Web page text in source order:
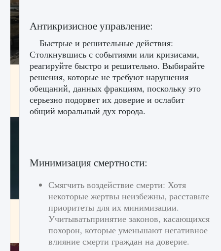
Как исправить текстовую ошибку
пользовательского интерфейса Delta
Force Hawk Ops
9 августа 2024 1 945
Как проверить статус сервера Delta Force
Hawk Ops
9 августа 2024 1 286 0 0
Антикризисное управление:
Быстрые и решительные действия:
Столкнувшись с событиями или кризисами,
реагируйте быстро и решительно. Выбирайте
решения, которые не требуют нарушения
обещаний, данных фракциям, поскольку это
серьезно подорвет их доверие и ослабит
общий моральный дух города.
Минимизация смертности:
Смягчить воздействие смерти: Хотя
некоторые жертвы неизбежны, расставьте
приоритеты для их минимизации.
Учитыватьпринятие законов, касающихся
похорон, которые уменьшают негативное
влияние смерти граждан на доверие.